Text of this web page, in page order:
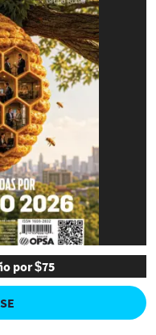
por $75